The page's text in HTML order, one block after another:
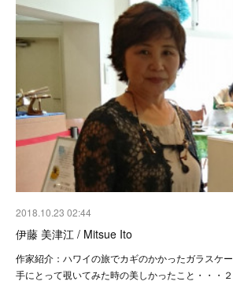
2018.10.23 02:44
伊藤 美津江 / Mitsue Ito
作家紹介：ハワイの旅でカギのかかったガラスケ
手にとって覗いてみた時の美しかったこと・・・